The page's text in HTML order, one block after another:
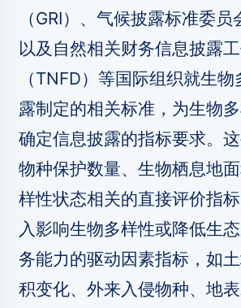
（GRI）、气候披露标准委员
以及自然相关财务信息披露
（TNFD）等国际组织就生
露制定的相关标准，为生物
确定信息披露的指标要求。
物种保护数量、生物栖息地
样性状态相关的直接评价指
入影响生物多样性或降低生
务能力的驱动因素指标，如
积变化、外来入侵物种、地表